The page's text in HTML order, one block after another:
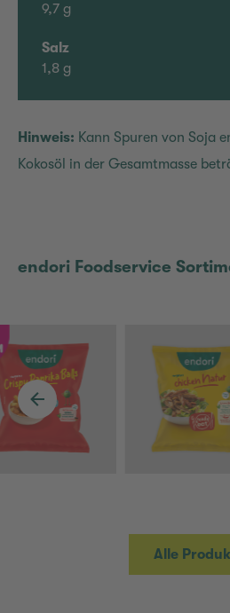
9,7 g
Salz
1,8 g
Hinweis: Kann Spuren von Soja
Kokosöl in der Gesamtmasse
endori Foodservice
Alle